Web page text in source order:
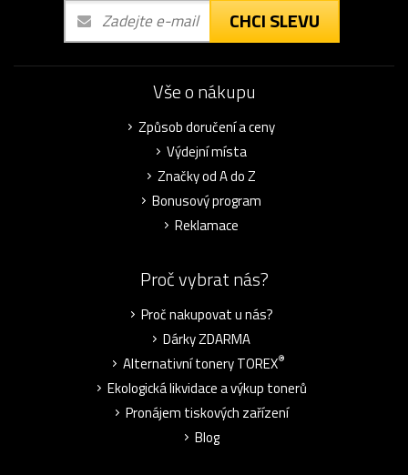
CHCI SLEVU
Vše o nákupu
Způsob doručení a ceny
Výdejní místa
Značky od A do Z
Bonusový program
Reklamace
Proč vybrat nás?
Proč nakupovat u nás?
Dárky ZDARMA
Alternativní tonery TOREX®
Ekologická likvidace a výkup tonerů
Pronájem tiskových zařízení
Blog